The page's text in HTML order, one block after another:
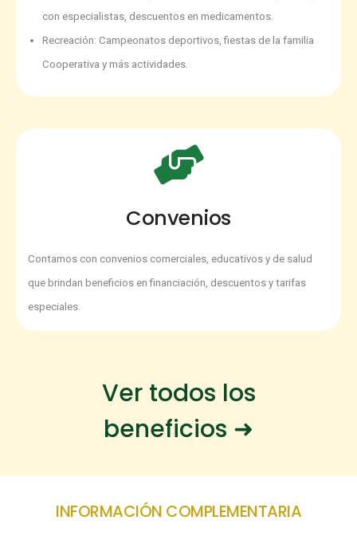
con especialistas, descuentos en medicamentos.
Recreación: Campeonatos deportivos, fiestas de la familia
Cooperativa y más actividades.
Convenios
Contamos con convenios comerciales, educativos y de salud
que brindan beneficios en financiación, descuentos y tarifas
especiales.
Ver todos los
beneficios ➜
INFORMACIÓN COMPLEMENTARIA